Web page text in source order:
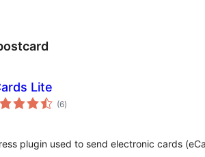
Lite
(6საერთო
რეიტინგი
)
plugin used to send electronic cards